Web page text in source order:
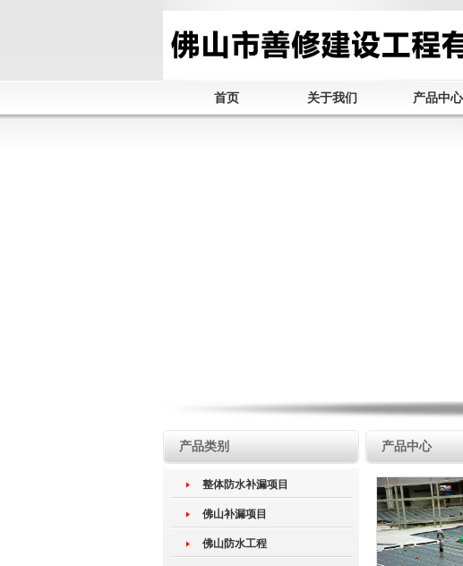
首页 关于我们 产品中心
产品类别
整体防水补漏项目
佛山补漏项目
佛山防水工程
产品中心